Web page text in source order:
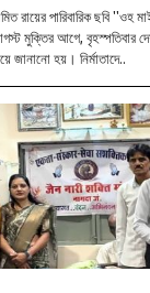
মুক্তির আগে, বৃহস্পতিবার
বিশেষ প্রিভিউ শো আয়োজন করার বিষয়ে জানানো হয়। নির্মাতাদে..